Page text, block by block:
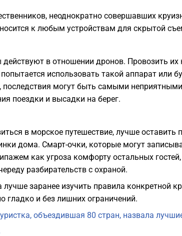
неоднократно совершавших
к любым устройствам для скрытой
в отношении дронов. Провозить их
использовать такой аппарат или
последствия могут быть самыми
поездки и высадки на берег.
в морское путешествие, лучше оставить
дома. Смарт-очки, которые могут
как угроза комфорту остальных
разбирательств с охраной.
лучше заранее изучить правила конкретной
и без лишних ограничений.
объездившая 80 стран, назвала